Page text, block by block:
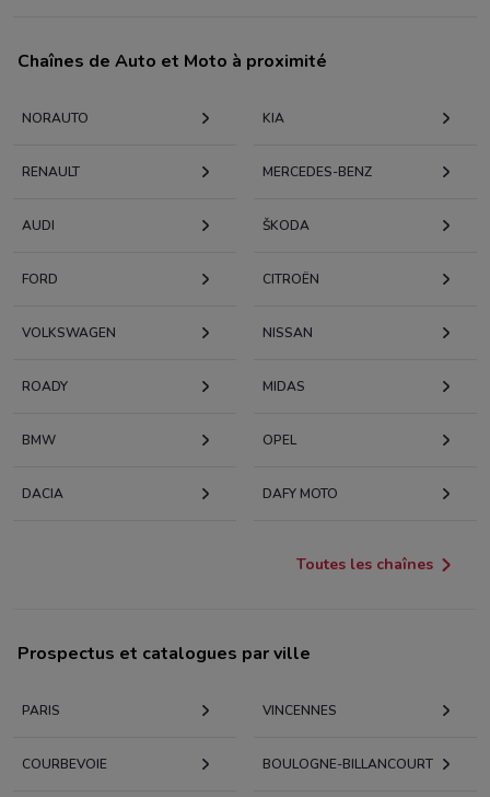
Chaînes de Auto et Moto à proximité
NORAUTO KIA
RENAULT MERCEDES-BENZ
AUDI KODA
FORD CITROËN
VOLKSWAGEN NISSAN
ROADY MIDAS
BMW OPEL
DACIA DAFY MOTO
Toutes les chaînes
Prospectus et catalogues par ville
PARIS VINCENNES
COURBEVOIE BOULOGNE-BILLANCOURT